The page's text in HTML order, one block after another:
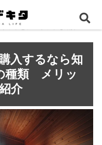
サウナストーブを購入
ットとデメリットも紹介
入するなら知
種類 メリッ
介